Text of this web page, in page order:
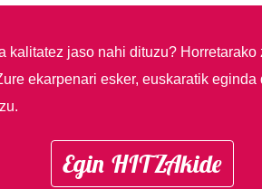
kalitatez jaso nahi dituzu?
ekarpenari esker, euskaratik
Egin HITZAkide